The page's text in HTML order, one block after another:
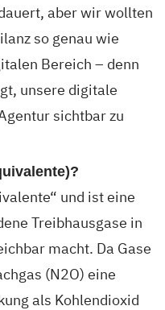
aber wir wollten
so genau wie
Bereich – denn
unsere digitale
sichtbar zu
und ist eine
Treibhausgase in
macht. Da Gase
(N2O) eine
als Kohlendioxid